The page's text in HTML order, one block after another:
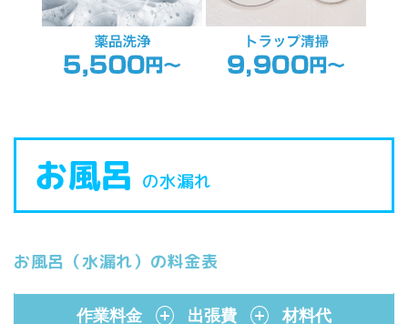
お風呂 の水漏れ
お風呂（水漏れ）の料金表
作業料金 ＋ 出張費 ＋ 材料代